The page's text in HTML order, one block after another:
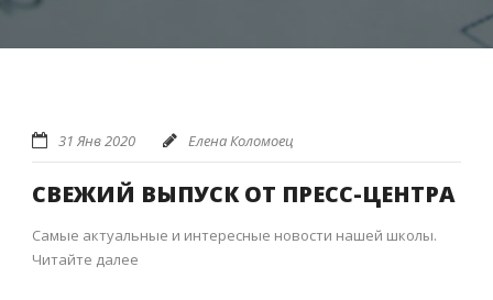
31 Янв 2020 Елена Коломоец
СВЕЖИЙ ВЫПУСК ОТ ПРЕСС-ЦЕНТРА
Самые актуальные и интересные новости нашей школы.
Читайте далее